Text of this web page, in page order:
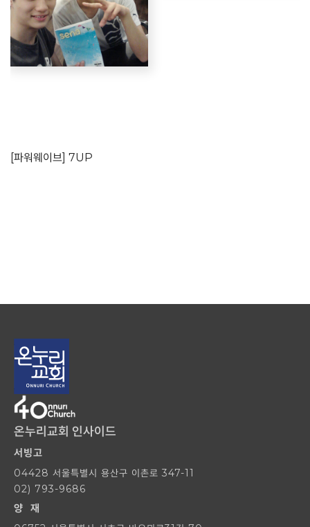
[파워웨이브] 7UP
온누리교회 인사이드
서빙고
04428 서울특별시 용산구 이촌로 347-11
02) 793-9686
양 재